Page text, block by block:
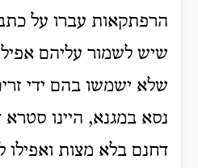
הרפתקאות עברו על
שיש לשמור עליהם
שלא ישמשו בהם ידי
נסא במגנא, היינו
דחנם בלא מצות ואפילו